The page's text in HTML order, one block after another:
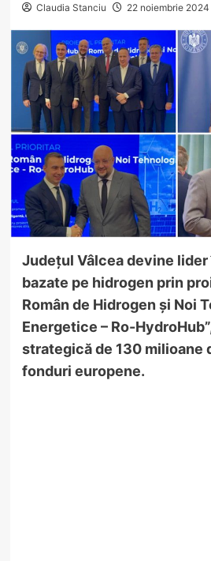
Claudia Stanciu 22 noiembrie 2024
Județul Vâlcea devine
bazate pe hidrogen prin
Român de Hidrogen și Noi
Energetice – Ro-
strategică de 130 milioane
fonduri europene.